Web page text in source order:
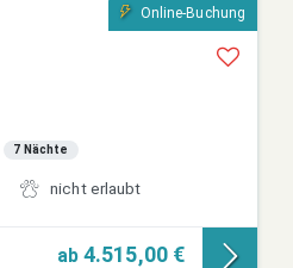
Online-Buchung
7 Nächte
nicht erlaubt
ab 4.515,00 €